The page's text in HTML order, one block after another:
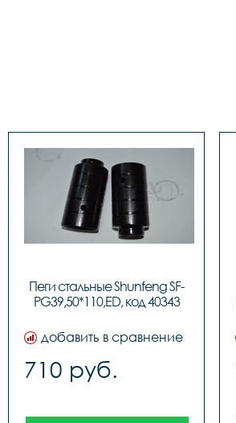
Пеги стальные Shunfeng SF-
PG39,50*110,ED, код 40343
добавить в сравнение
710 руб.